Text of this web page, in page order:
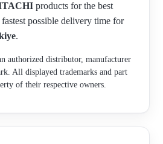
products for the best
possible delivery time for
.
authorized distributor, manufacturer
All displayed trademarks and part
of their respective owners.